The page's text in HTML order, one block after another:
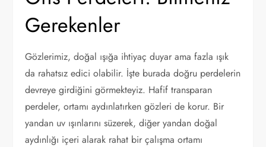
Gerekenler
Gözlerimiz, doğal ışığa ihtiyaç duyar ama fazla ışık
da rahatsız edici olabilir. İşte burada doğru perdelerin
devreye girdiğini görmekteyiz. Hafif transparan
perdeler, ortamı aydınlatırken gözleri de korur. Bir
yandan uv ışınlarını süzerek, diğer yandan doğal
aydınlığı içeri alarak rahat bir çalışma ortamı